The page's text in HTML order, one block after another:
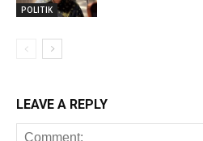
POLITIK
LEAVE A REPLY